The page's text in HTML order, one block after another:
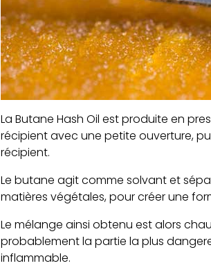
La Butane Hash Oil est produite en
récipient avec une petite ouverture,
récipient.
Le butane agit comme solvant et
matières végétales, pour créer une
Le mélange ainsi obtenu est alors
probablement la partie la plus
inflammable.